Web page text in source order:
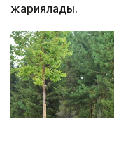
жариялады.